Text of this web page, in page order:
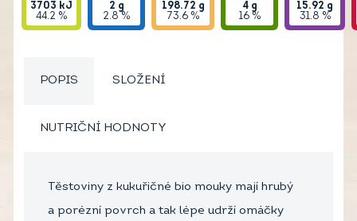
3703 kJ
44.2 %
2 g
2.8 %
198.72 g
73.6 %
4 g
16 %
15.92 g
31.8 %
POPIS SLOŽENÍ
NUTRIČNÍ HODNOTY
Těstoviny z kukuřičné bio mouky mají hrubý
a porézní povrch a tak lépe udrží omáčky